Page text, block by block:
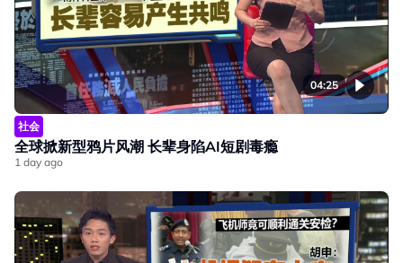
04:25
社会
全球掀新型鸦片风潮 长辈身陷AI短剧毒瘾
1 day ago